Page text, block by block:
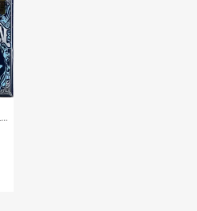
Millencolin Vinyl LP Machine 15, Limited...